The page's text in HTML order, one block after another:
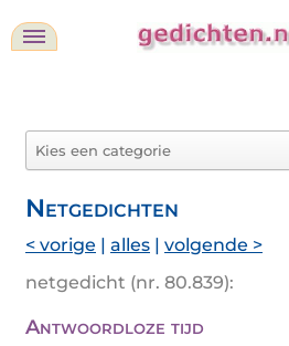
Netgedichten
< vorige | alles | volgende >
netgedicht (nr. 80.839):
Antwoordloze tijd